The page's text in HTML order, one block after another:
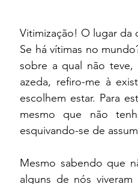
Vitimização! O lugar da
Se há vítimas no
sobre a qual não teve,
azeda, refiro-me à
escolhem estar. Para
mesmo que não
esquivando-se de
Mesmo sabendo que
alguns de nós viveram